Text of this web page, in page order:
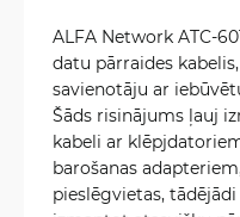
ALFA Network ATC-
datu pārraides
savienotāju ar
Šāds risinājums ļauj
kabeli ar
barošanas
pieslēgvietas,